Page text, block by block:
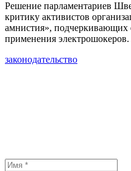
Решение парламентариев
критику активистов
амнистия», подчеркивающих
применения электрошокеров.
законодательство